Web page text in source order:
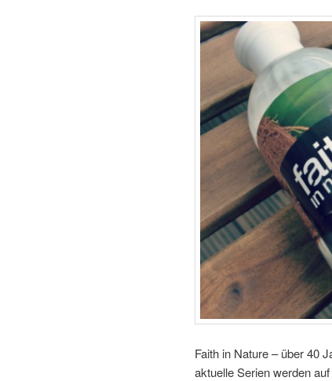
Faith in Nature – über 40
aktuelle Serien werden